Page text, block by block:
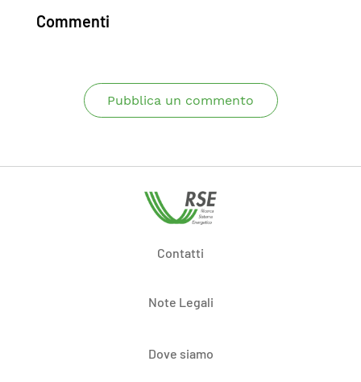
Commenti
Pubblica un commento
Contatti
Note Legali
Dove siamo